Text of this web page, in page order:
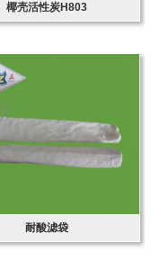
椰壳活性炭H803
耐酸滤袋